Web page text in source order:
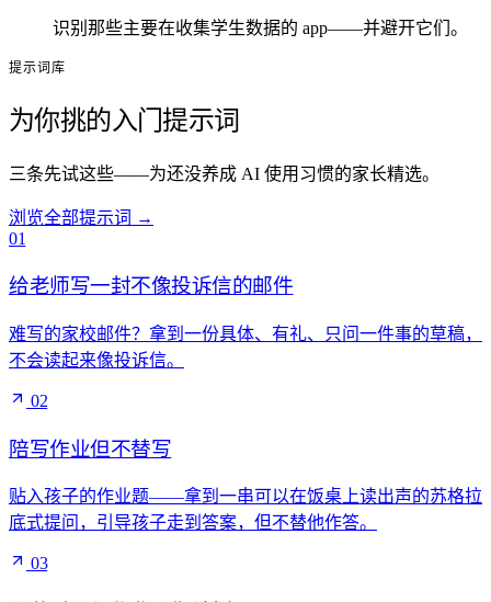
识别那些主要在收集学生数据的 app——并避开它们。
提示词库
为你挑的入门提示词
三条先试这些——为还没养成 AI 使用习惯的家长精选。
浏览全部提示词 →
01
给老师写一封不像投诉信的邮件
难写的家校邮件？拿到一份具体、有礼、只问一件事的草稿，
不会读起来像投诉信。
02
陪写作业但不替写
贴入孩子的作业题——拿到一串可以在饭桌上读出声的苏格拉
底式提问，引导孩子走到答案，但不替他作答。
03